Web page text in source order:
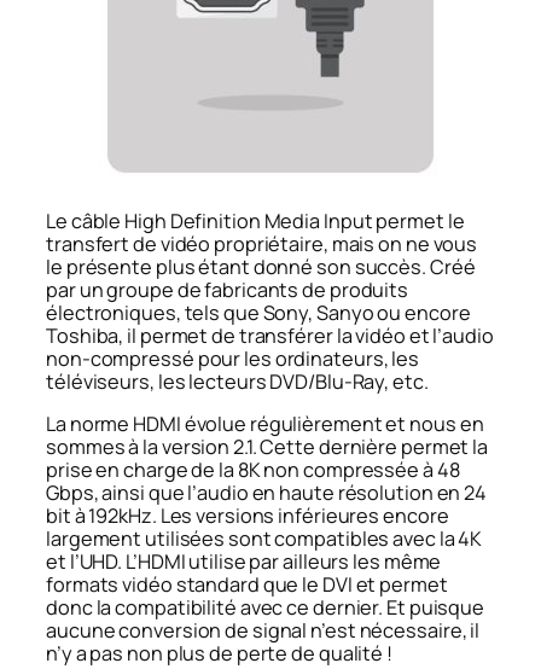
Le câble High Definition Media Inputpermet le
transfert de vidéo propriétaire, mais on ne vous
le présente plus étant donné son succès. Créé
par un groupe de fabricants de produits
électroniques, tels que Sony, Sanyo ou encore
Toshiba, il permet de transférer la vidéo et l’audio
non-compressé pour les ordinateurs, les
téléviseurs, les lecteurs DVD/Blu-Ray, etc.
La norme HDMI évolue régulièrement et nous en
sommes à la version 2.1. Cette dernière permet la
prise en charge de la 8K non compressée à 48
Gbps, ainsi que l’audio en haute résolution en 24
bit à 192kHz. Les versions inférieures encore
largement utilisées sont compatibles avec la 4K
et l’UHD. L’HDMI utilise par ailleurs les même
formats vidéo standard que le DVI et permet
donc la compatibilité avec ce dernier. Et puisque
aucune conversion de signal n’est nécessaire, il
n’y a pas non plus de perte de qualité !